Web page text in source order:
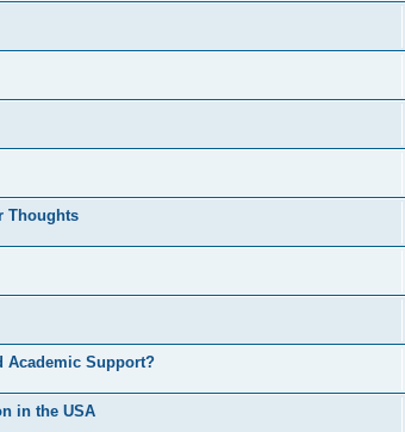
Thoughts
Academic Support?
in the USA